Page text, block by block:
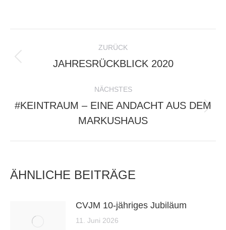
KOMMENTARNAVIGATION
ZURÜCK
Vorheriger
JAHRESRÜCKBLICK 2020
NÄCHSTES
Nächster
Beitrag:
#KEINTRAUM – EINE ANDACHT AUS DEM
MARKUSHAUS
ÄHNLICHE BEITRÄGE
CVJM 10-jähriges Jubiläum
11. Juni 2026